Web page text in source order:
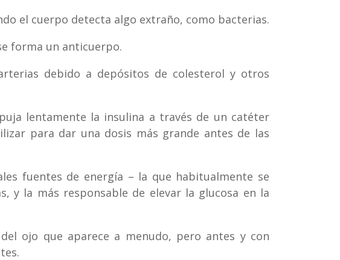
el cuerpo detecta algo extraño, como bacterias.
forma un anticuerpo.
debido a depósitos de colesterol y otros
lentamente la insulina a través de un catéter
para dar una dosis más grande antes de las
fuentes de energía – la que habitualmente se
y la más responsable de elevar la glucosa en la
ojo que aparece a menudo, pero antes y con